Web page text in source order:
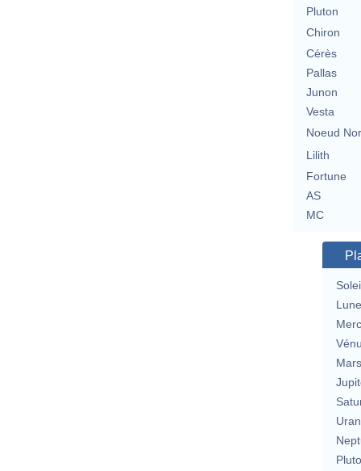
Pluton
Chiron
Cérès
Pallas
Junon
Vesta
Noeud
Lilith
Fortune
AS
MC
Lune
Mars